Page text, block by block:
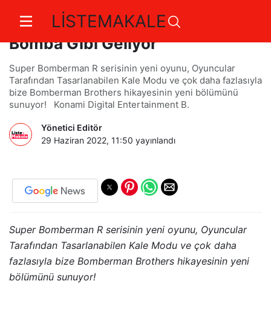
LİSTEMAKALE
Super Bomberman R 2, 2023’te
Bomba Gibi Geliyor
Super Bomberman R serisinin yeni oyunu, Oyuncular
Tarafından Tasarlanabilen Kale Modu ve çok daha fazlasıyla
bize Bomberman Brothers hikayesinin yeni bölümünü
sunuyor! Konami Digital Entertainment B.
Yönetici Editör
29 Haziran 2022, 11:50 yayınlandı
Super Bomberman R serisinin yeni oyunu, Oyuncular
Tarafından Tasarlanabilen Kale Modu ve çok daha
fazlasıyla bize Bomberman Brothers hikayesinin yeni
bölümünü sunuyor!